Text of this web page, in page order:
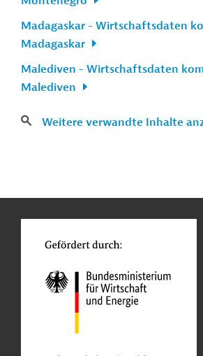
Madagaskar - Wirtschaftsdaten
Madagaskar
Malediven - Wirtschaftsdaten
Malediven
Weitere verwandte Inhalte